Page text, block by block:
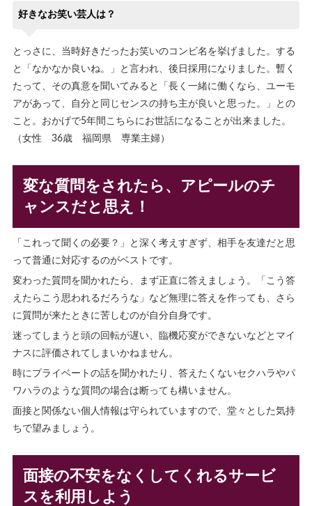
好きなお笑い芸人は？
とっさに、当時好きだったお笑いのコンビ名を挙げました。する
と「なかなか良いね。」と言われ、後日採用になりました。暫く
たって、その真意を聞いてみると「長く一緒に働くなら、ユーモ
アがあって、自分と同じセンスの持ち主が良いと思った。」との
こと。おかげで5年間こちらにお世話になることが出来ました。
（女性 36歳 福岡県 専業主婦）
変な質問をされたら、アピールのチ
ャンスだと思え！
「これって聞くの必要？」と深く考えすぎず、相手を友達だと思
って普通に対応するのがベストです。
変わった質問を聞かれたら、まず正直に答えましょう。「こう答
えたらこう思われるだろうな」など無理に答えを作っても、さら
に質問が来たときに苦しむのが自分自身です。
迷ってしまうと頭の回転が遅い、臨機応変ができないなどとマイ
ナスに評価されてしまいかねません。
時にプライベートの話を聞かれたり、答えたくないセクハラやパ
ワハラのような質問の場合は断っても構いません。
面接と関係ない個人情報は守られていますので、堂々とした気持
ちで望みましょう。
面接の不安をなくしてくれるサービ
スを利用しよう